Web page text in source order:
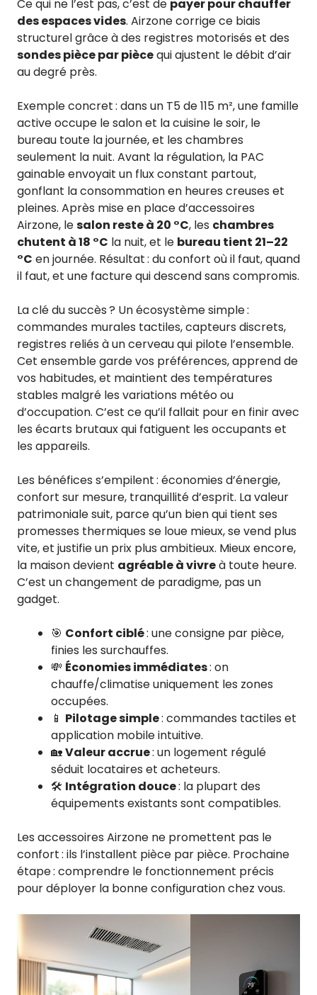
Ce qui ne l’est pas, c’est de payer pour chauffer
des espaces vides. Airzone corrige ce biais
structurel grâce à des registres motorisés et des
sondes pièce par piècequi ajustent le débit d’air
au degré près.
Exemple concret : dans un T5 de 115 m², une famille
active occupe le salon et la cuisine le soir, le
bureau toute la journée, et les chambres
seulement la nuit. Avant la régulation, la PAC
gainable envoyait un flux constant partout,
gonflant la consommation en heures creuses et
pleines. Après mise en place d’accessoires
Airzone, lesalon reste à 20 °C, les chambres
chutent à 18 °C la nuit, et le bureau tient 21–22
°C en journée. Résultat : du confort où il faut, quand
il faut, et une facture qui descend sans compromis.
La clé du succès ? Un écosystème simple :
commandes murales tactiles, capteurs discrets,
registres reliés à un cerveau qui pilote l’ensemble.
Cet ensemble garde vos préférences, apprend de
vos habitudes, et maintient des températures
stables malgré les variations météo ou
d’occupation. C’est ce qu’il fallait pour en finir avec
les écarts brutaux qui fatiguent les occupants et
les appareils.
Les bénéfices s’empilent : économies d’énergie,
confort sur mesure, tranquillité d’esprit. La valeur
patrimoniale suit, parce qu’un bien qui tient ses
promesses thermiques se loue mieux, se vend plus
vite, et justifie un prix plus ambitieux. Mieux encore,
la maison devient agréable à vivreà toute heure.
C’est un changement de paradigme, pas un
gadget.
🎯 Confort ciblé: une consigne par pièce,
finies les surchauffes.
💸 Économies immédiates: on
chauffe/climatise uniquement les zones
occupées.
📱 Pilotage simple: commandes tactiles et
application mobile intuitive.
🏡Valeur accrue: un logement régulé
séduit locataires et acheteurs.
🛠️ Intégration douce: la plupart des
équipements existants sont compatibles.
Les accessoires Airzone ne promettent pas le
confort : ils l’installent pièce par pièce. Prochaine
étape : comprendre le fonctionnement précis
pour déployer la bonne configuration chez vous.